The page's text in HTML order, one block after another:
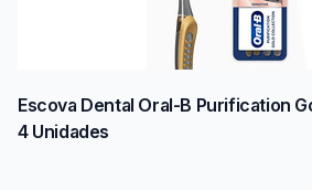
Escova Dental Oral-B Purification
4 Unidades